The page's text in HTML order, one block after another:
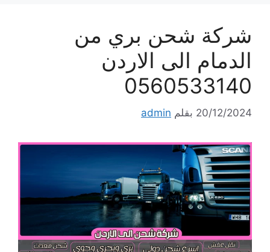
شركة شحن بري من
الدمام الى الاردن
0560533140
20/12/2024 بقلم admin